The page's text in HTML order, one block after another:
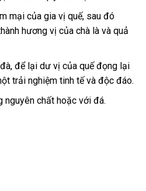
mại của gia vị quế, sau đó
hương vị của chà là và quả
để lại dư vị của quế đọng lại
trải nghiệm tinh tế và độc đáo.
nguyên chất hoặc với đá.